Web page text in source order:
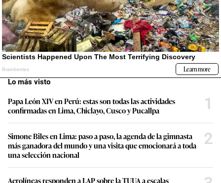
Lo más visto
Papa León XIV en Perú: estas son todas las actividades
confirmadas en Lima, Chiclayo, Cusco y Pucallpa
1
Simone Biles en Lima: paso a paso, la agenda de la gimnasta
más ganadora del mundo y una visita que emocionará a toda
una selección nacional
2
Aerolíneas responden a LAP sobre la TUUA a escalas